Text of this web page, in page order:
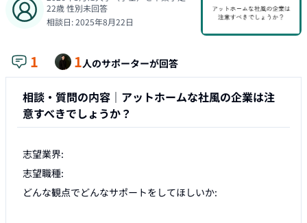
22歳性別未回答
相談日:2025年8月22日
1 1人のサポーターが回答
相談・質問の内容｜ アットホームな社風の企業は注
意すべきでしょうか？
志望業界:
志望職種:
どんな観点でどんなサポートをしてほしいか: